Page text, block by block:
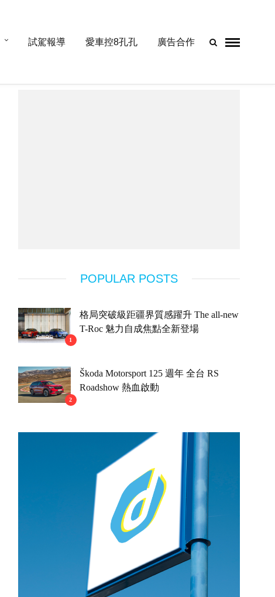
試駕報導 愛車控8孔孔 廣告合作
POPULAR POSTS
1
格局突破級距疆界質感躍升 The all-new
T-Roc 魅力自成焦點全新登場
2
Škoda Motorsport 125 週年 全台 RS
Roadshow 熱血啟動